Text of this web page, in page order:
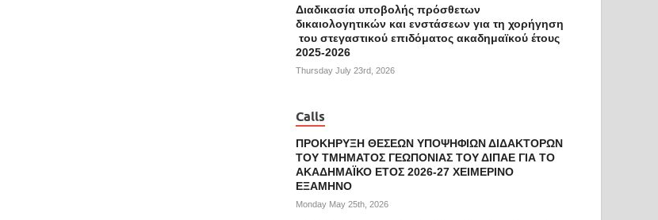
Διαδικασία υποβολής πρόσθετων
δικαιολογητικών και ενστάσεων για τη χορήγηση
του στεγαστικού επιδόματος ακαδημαϊκού έτους
2025-2026
Thursday July 23rd, 2026
Calls
ΠΡΟΚΗΡΥΞΗ ΘΕΣΕΩΝ ΥΠΟΨΗΦΙΩΝ ΔΙΔΑΚΤΟΡΩΝ
ΤΟΥ ΤΜΗΜΑΤΟΣ ΓΕΩΠΟΝΙΑΣ ΤΟΥ ΔΙΠΑΕ ΓΙΑ ΤΟ
ΑΚΑΔΗΜΑΪΚΟ ΕΤΟΣ 2026-27 ΧΕΙΜΕΡΙΝΟ
ΕΞΑΜΗΝΟ
Monday May 25th, 2026